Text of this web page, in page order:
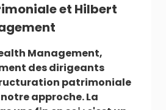
et Hilbert
Management,
des dirigeants
patrimoniale
approche. La